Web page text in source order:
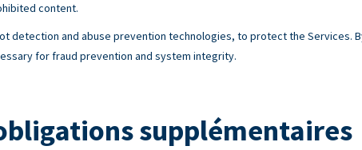
content.
detection and abuse prevention technologies, to protect the Services.
for fraud prevention and system integrity.
supplémentaires